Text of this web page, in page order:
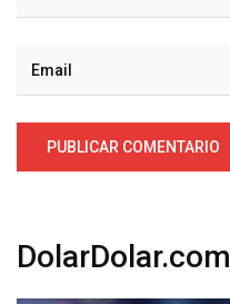
DolarDolar.com